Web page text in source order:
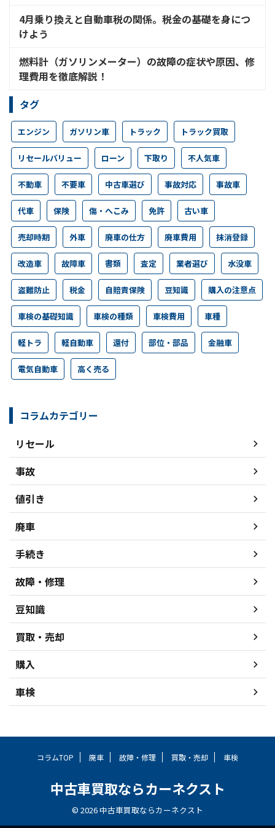
4月乗り換えと自動車税の関係。税金の基礎を身につ
けよう
燃料計（ガソリンメーター）の故障の症状や原因、修
理費用を徹底解説！
タグ
エンジン ガソリン車 トラック トラック買取
リセールバリュー ローン 下取り 不人気車
不動車 不要車 中古車選び 事故対応 事故車
代車 保険 傷・へこみ 免許 古い車
売却時期 外車 廃車の仕方 廃車費用 抹消登録
改造車 故障車 書類 査定 業者選び 水没車
盗難防止 税金 自賠責保険 豆知識 購入の注意点
車検の基礎知識 車検の種類 車検費用 車種
軽トラ 軽自動車 還付 部位・部品 金融車
電気自動車 高く売る
コラムカテゴリー
リセール
事故
値引き
廃車
手続き
故障・修理
豆知識
買取・売却
購入
車検
コラムTOP 廃車 故障・修理 買取・売却 車検
中古車買取ならカーネクスト
© 2026 中古車買取ならカーネクスト